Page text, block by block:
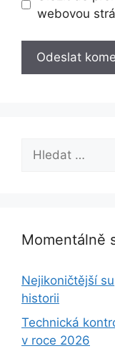
webovou
Hledat:
Momentálně
Nejikoničtější
historii
Technická
v roce 2026